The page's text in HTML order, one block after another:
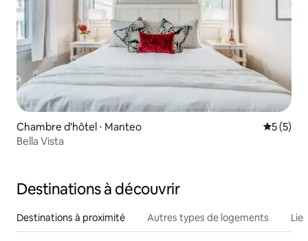
Chambre d'hôtel ⋅ Manteo
5 (5)
Bella Vista
Destinations à découvrir
Destinations à proximité Autres types de logements